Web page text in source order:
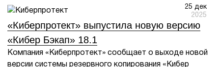
25 дек
2025
«Киберпротект» выпустила новую версию
«Кибер Бэкап» 18.1
Компания «Киберпротект» сообщает о выходе новой
версии системы резервного копирования «Кибер